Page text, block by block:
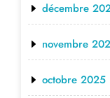
décembre
novembre
octobre 2025